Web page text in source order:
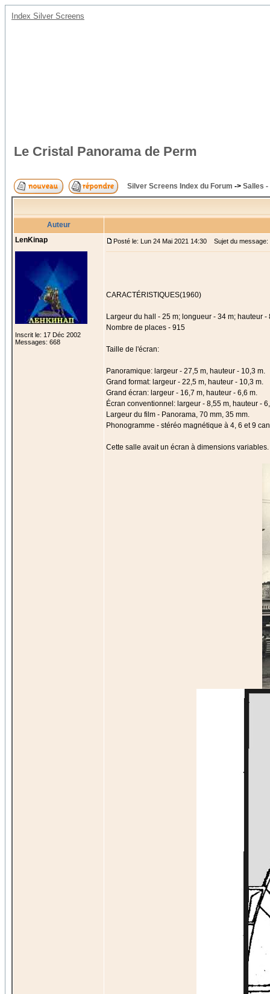
Index Silver Screens
Le Cristal Panorama de Perm
Silver Screens Index du Forum -> Salles
Auteur
LenKinap
Inscrit le: 17 Déc 2002
Messages: 668
Posté le: Lun 24 Mai 2021 14:30 Sujet du message:
CARACTÉRISTIQUES(1960)
Largeur du hall - 25 m; longueur - 34 m; hauteur -
Nombre de places - 915
Taille de l'écran:
Panoramique: largeur - 27,5 m, hauteur - 10,3 m.
Grand format: largeur - 22,5 m, hauteur - 10,3 m.
Grand écran: largeur - 16,7 m, hauteur - 6,6 m.
Écran conventionnel: largeur - 8,55 m, hauteur -
Largeur du film - Panorama, 70 mm, 35 mm.
Phonogramme - stéréo magnétique à 4, 6 et 9
Cette salle avait un écran à dimensions